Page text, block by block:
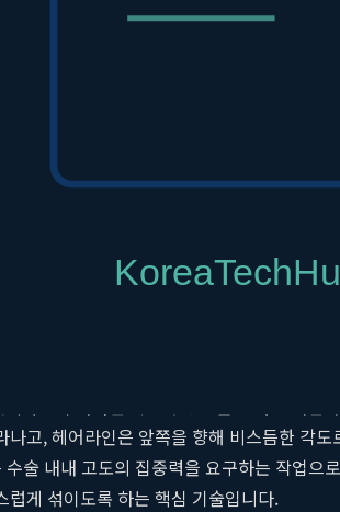
빽빽하게 심는 것이 능사는 아닙니다. 기
여전히 비어 보이는 느낌을 줄 수 있습니
시각적으로 가장 잘 보이는 부위이므로,
에 확보합니다.
고, 헤어라인은 앞쪽을 향해 비스듬한 각
술 내내 고도의 집중력을 요구하는 작업
게 섞이도록 하는 핵심 기술입니다.